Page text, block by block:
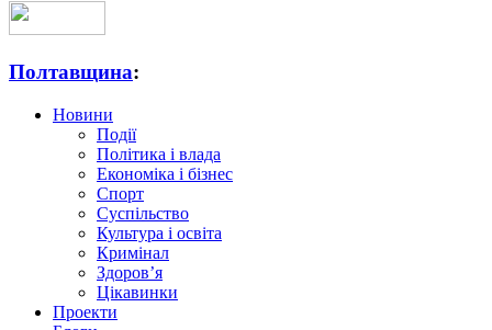
Полтавщина:
Новини
Події
Політика і влада
Економіка і бізнес
Спорт
Суспільство
Культура і освіта
Кримінал
Здоров’я
Цікавинки
Проекти